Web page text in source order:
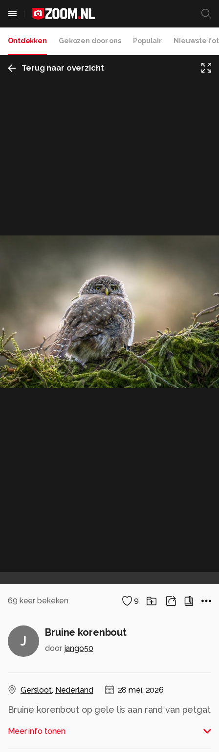
Ontdekken Gekozen door ons Populair Nieuwste
Terug naar overzicht
69 keer bekeken 9
J
Bruine korenbout
door jango50
Gersloot, Nederland 28 mei, 2026
Bruine korenbout op gele lis aan rand van petgat
Meer info tonen